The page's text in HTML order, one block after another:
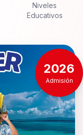
Niveles
Educativos
2026
Admisión